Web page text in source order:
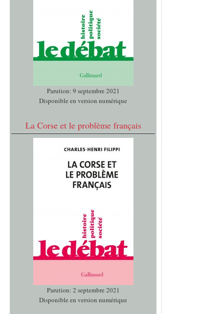
Parution: 9 septembre 2021
Disponible en version numérique
La Corse et le problème français
Parution: 2 septembre 2021
Disponible en version numérique